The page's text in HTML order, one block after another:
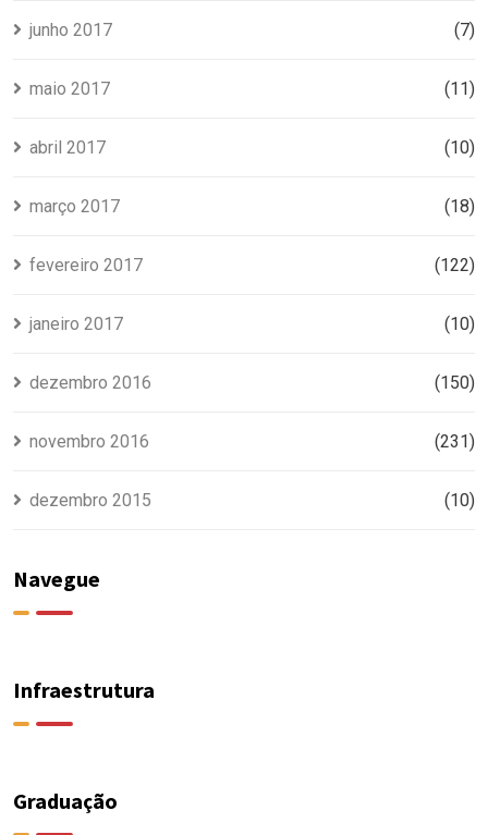
junho 2017 (7)
maio 2017 (11)
abril 2017 (10)
março 2017 (18)
fevereiro 2017 (122)
janeiro 2017 (10)
dezembro 2016 (150)
novembro 2016 (231)
dezembro 2015 (10)
Navegue
Infraestrutura
Graduação